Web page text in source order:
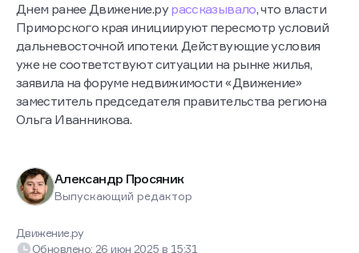
Днем ранее Движение.ру рассказывало, что власти
Приморского края инициируют пересмотр условий
дальневосточной ипотеки. Действующие условия
уже не соответствуют ситуации на рынке жилья,
заявила на форуме недвижимости «Движение»
заместитель председателя правительства региона
Ольга Иванникова.
Александр Просяник
Выпускающий редактор
Движение.ру
Обновлено: 26 июн 2025в 15:31